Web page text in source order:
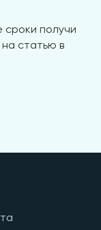
сроки получи
статью в